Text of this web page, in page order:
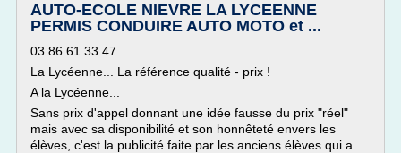
AUTO-ECOLE NIEVRE LA LYCEENNE
PERMIS CONDUIRE AUTO MOTO et ...
03 86 61 33 47
La Lycéenne... La référence qualité - prix !
A la Lycéenne...
Sans prix d'appel donnant une idée fausse du prix "réel"
mais avec sa disponibilité et son honnêteté envers les
élèves, c'est la publicité faite par les anciens élèves qui a